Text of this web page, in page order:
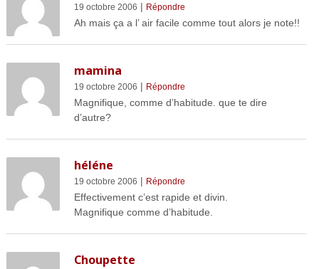
19 octobre 2006 | Répondre
Ah mais ça a l’ air facile comme tout alors je note!!
mamina
19 octobre 2006 | Répondre
Magnifique, comme d’habitude. que te dire
d’autre?
héléne
19 octobre 2006 | Répondre
Effectivement c’est rapide et divin.
Magnifique comme d’habitude.
Choupette